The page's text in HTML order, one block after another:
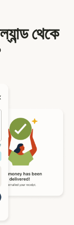
থেকে